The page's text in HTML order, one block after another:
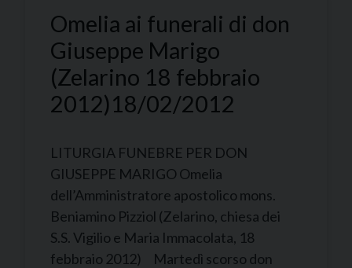
Omelia ai funerali di don
Giuseppe Marigo
(Zelarino 18 febbraio
2012)18/02/2012
LITURGIA FUNEBRE PER DON
GIUSEPPE MARIGO Omelia
dell’Amministratore apostolico mons.
Beniamino Pizziol (Zelarino, chiesa dei
S.S. Vigilio e Maria Immacolata, 18
febbraio 2012) Martedì scorso don